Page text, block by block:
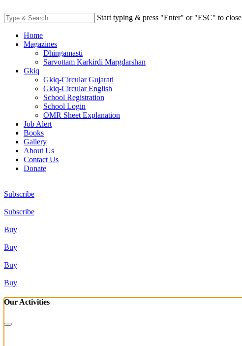
Start typing & press "Enter" or "ESC" to close
Home
Magazines
Dhingamasti
Sarvottam Karkirdi Margdarshan
Gkiq
Gkiq-Circular Gujarati
Gkiq-Circular English
School Registration
School Login
OMR Sheet Explanation
Job Alert
Books
Gallery
About Us
Contact Us
Donate
Subscribe
Subscribe
Buy
Buy
Buy
Buy
Our Activities